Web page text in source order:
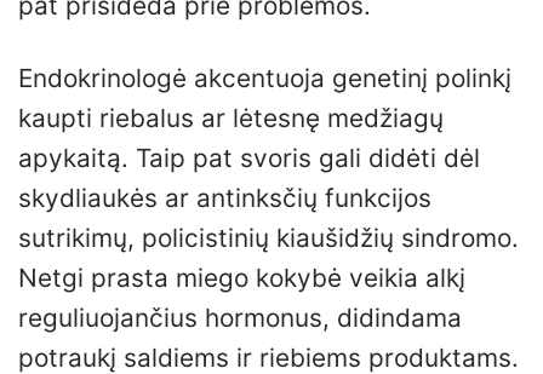
Endokrinologė akcentuoja genetinį polinkį
kaupti riebalus ar lėtesnę medžiagų
apykaitą. Taip pat svoris gali didėti dėl
skydliaukės ar antinksčių funkcijos
sutrikimų, policistinių kiaušidžių sindromo.
Netgi prasta miego kokybė veikia alkį
reguliuojančius hormonus, didindama
potraukį saldiems ir riebiems produktams.